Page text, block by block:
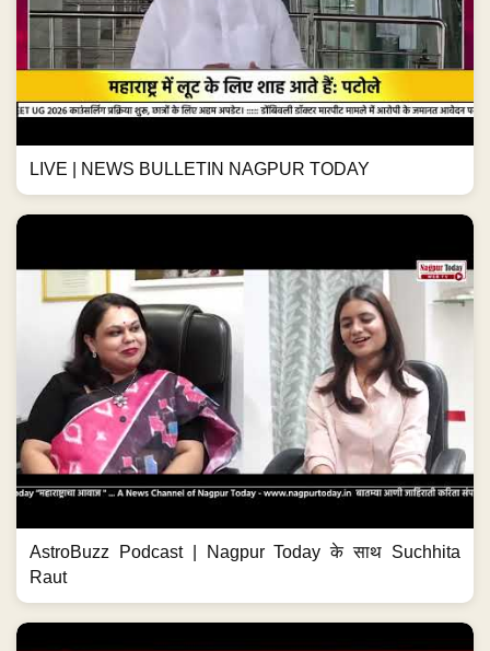
LIVE | NEWS BULLETIN NAGPUR TODAY
AstroBuzz Podcast | Nagpur Today के साथ Suchhita
Raut